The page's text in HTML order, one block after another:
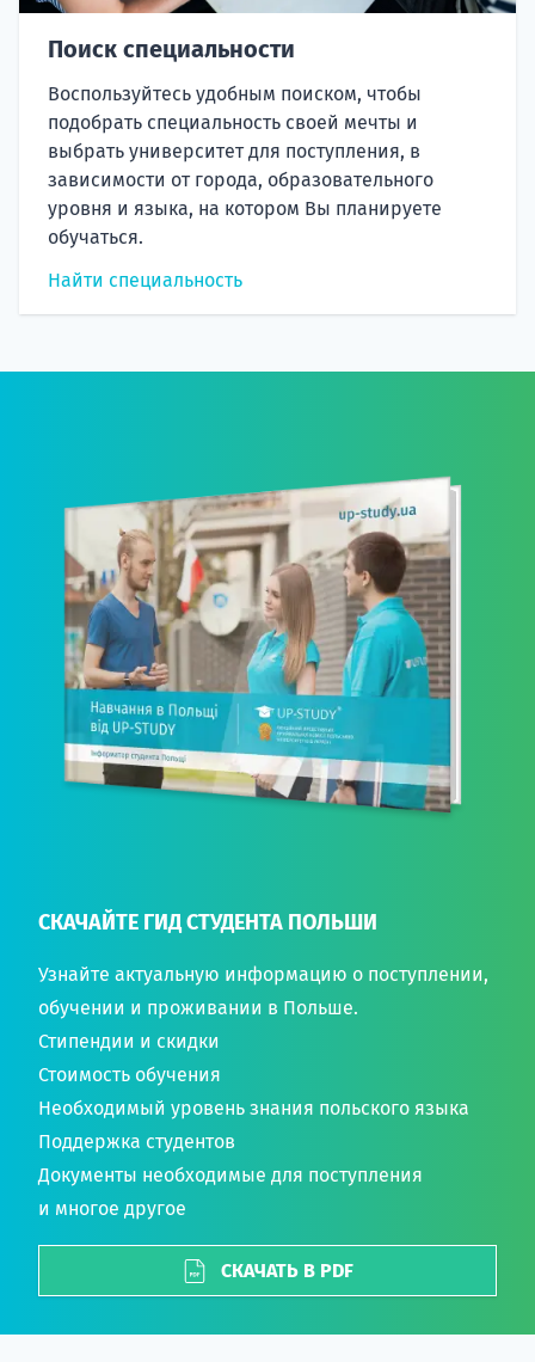
Поиск специальности
Воспользуйтесь удобным поиском, чтобы
подобрать специальность своей мечты и
выбрать университет для поступления, в
зависимости от города, образовательного
уровня и языка, на котором Вы планируете
обучаться.
Найти специальность
СКАЧАЙТЕ ГИД СТУДЕНТА ПОЛЬШИ
Узнайте актуальную информацию о поступлении,
обучении и проживании в Польше.
Стипендии и скидки
Стоимость обучения
Необходимый уровень знания польского языка
Поддержка студентов
Документы необходимые для поступления
и многое другое
СКАЧАТЬ В PDF